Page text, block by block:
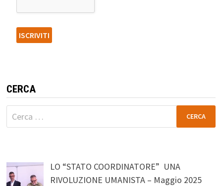
CERCA
Ricerca
per:
LO “STATO COORDINATORE” UNA
RIVOLUZIONE UMANISTA – Maggio 2025